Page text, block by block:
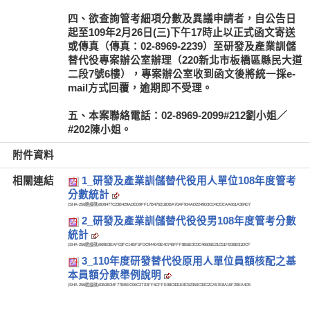
四、欲查詢管考細項分數及異議申請者，自公告日
起至109年2月26日(三)下午17時止以正式函文寄送
或傳真（傳真：02-8969-2239）至研發及產業訓儲
替代役專案辦公室辦理（220新北市板橋區縣民大道
二段7號6樓），專案辦公室收到函文後將統一採e-
mail方式回覆，逾期即不受理。
五、本案聯絡電話：02-8969-2099#212劉小姐／
#202陳小姐。
附件資料
相關連結
1_研發及產業訓儲替代役用人單位108年度管考
分數統計
(SHA-256驗證碼)0D8477C23B429ADED9FF17B476218DBA70AF934AD2249D3CD4CEEAA661A384D7
2_研發及產業訓儲替代役役男108年度管考分數
統計
(SHA-256驗證碼)069B3EAF03FC14BF5FDC944043E40746FFF8B6E0C0C46606E21C51FB38B31DCF
3_110年度研發替代役原用人單位員額核配之基
本員額分數舉例說明
(SHA-256驗證碼)0353B34F77BBEC06C277DFF6CFFE98C831E8C52350C30C2CA57E8A10F20EA4D5